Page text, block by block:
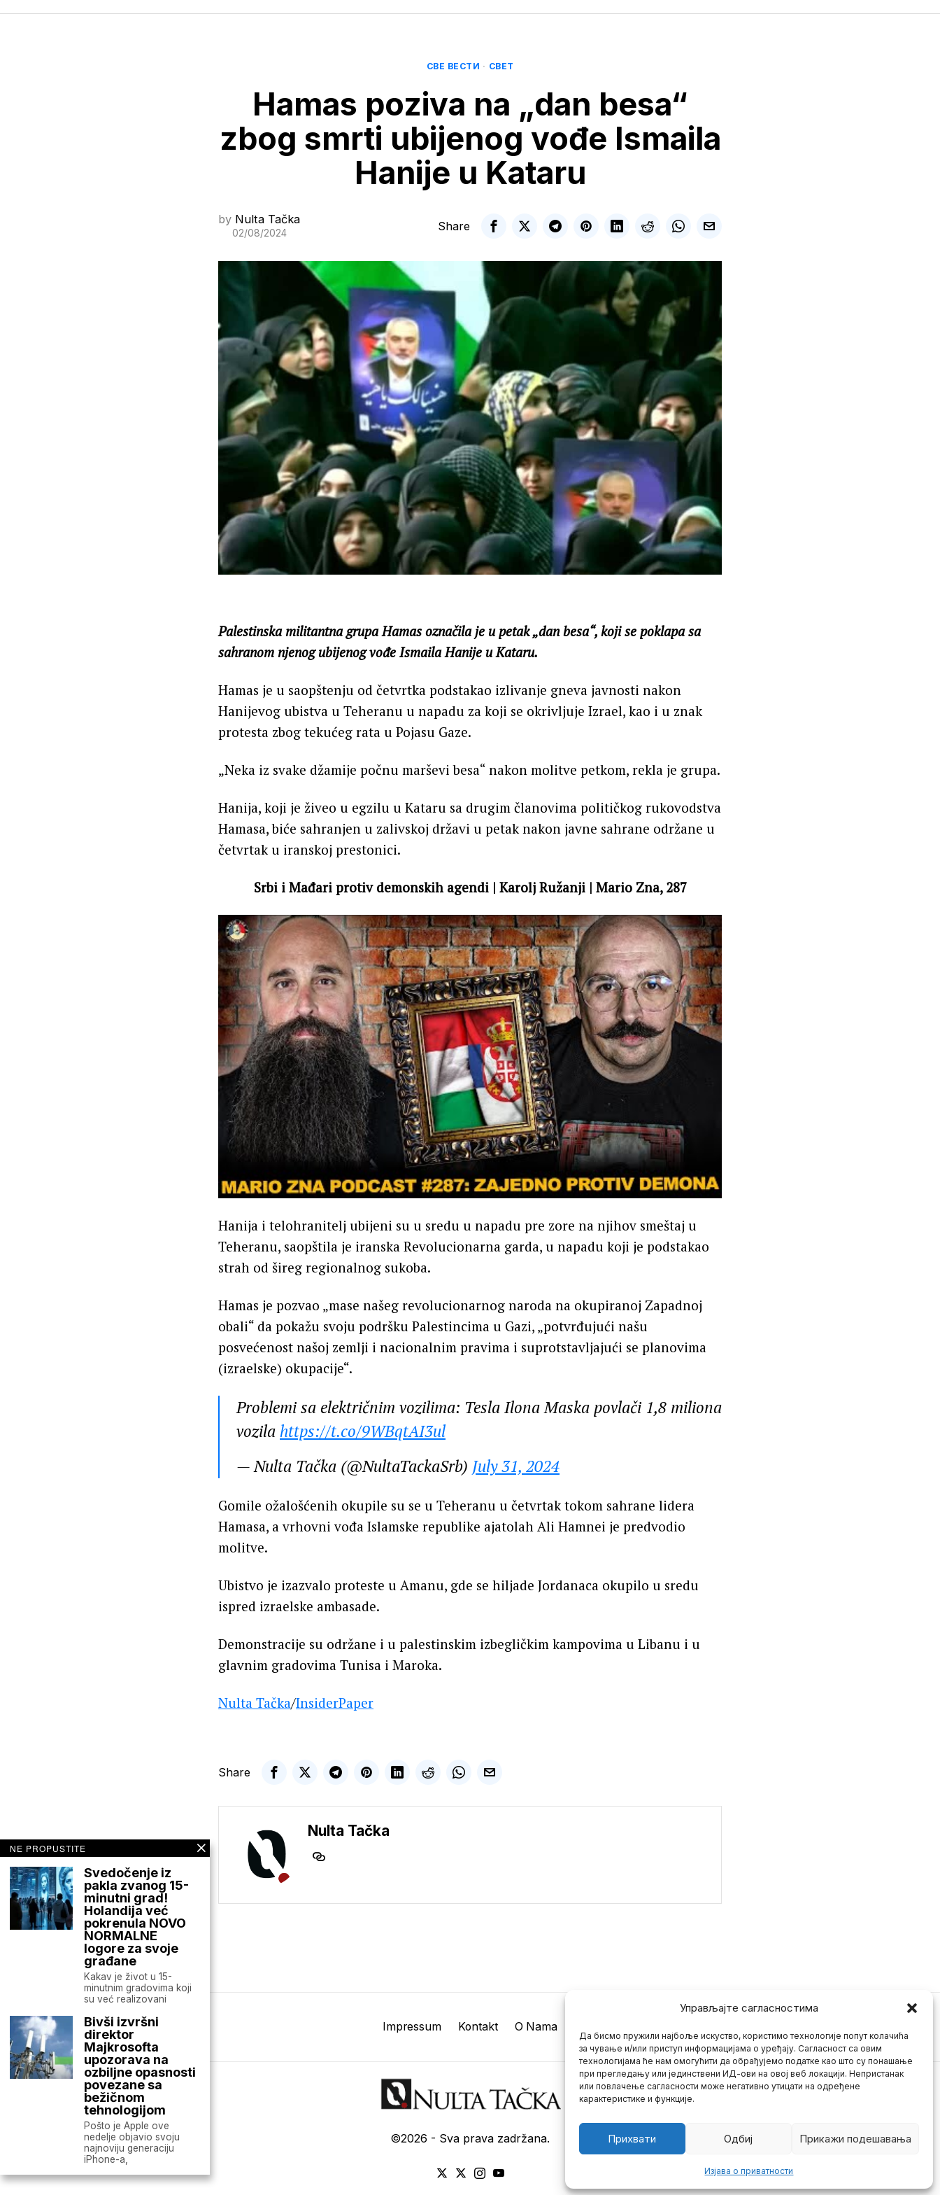
Управљајте сагласностима
Да бисмо пружили најбоље искуство, користимо технологије попут колачића
за чување и/или приступ информацијама о уређају. Сагласност са овим
технологијама ће нам омогућити да обрађујемо податке као што су понашање
при прегледању или јединствени ИД-ови на овој веб локацији. Непристанак
или повлачење сагласности може негативно утицати на одређене
карактеристике и функције.
Прихвати Одбиј Прикажи подешавања
Изјава о приватности
СВЕ ВЕСТИ · СВЕТ
Hamas poziva na „dan besa“
zbog smrti ubijenog vođe Ismaila
Hanije u Kataru
by Nulta Tačka
02/08/2024
Share
Palestinska militantna grupa Hamas označila je u petak „dan besa“, koji se poklapa sa
sahranom njenog ubijenog vođe Ismaila Hanije u Kataru.
Hamas je u saopštenju od četvrtka podstakao izlivanje gneva javnosti nakon
Hanijevog ubistva u Teheranu u napadu za koji se okrivljuje Izrael, kao i u znak
protesta zbog tekućeg rata u Pojasu Gaze.
„Neka iz svake džamije počnu marševi besa“ nakon molitve petkom, rekla je grupa.
Hanija, koji je živeo u egzilu u Kataru sa drugim članovima političkog rukovodstva
Hamasa, biće sahranjen u zalivskoj državi u petak nakon javne sahrane održane u
četvrtak u iranskoj prestonici.
Srbi i Mađari protiv demonskih agendi | Karolj Ružanji | Mario Zna, 287
Hanija i telohranitelj ubijeni su u sredu u napadu pre zore na njihov smeštaj u
Teheranu, saopštila je iranska Revolucionarna garda, u napadu koji je podstakao
strah od šireg regionalnog sukoba.
Hamas je pozvao „mase našeg revolucionarnog naroda na okupiranoj Zapadnoj
obali“ da pokažu svoju podršku Palestincima u Gazi, „potvrđujući našu
posvećenost našoj zemlji i nacionalnim pravima i suprotstavljajući se planovima
(izraelske) okupacije“.
Problemi sa električnim vozilima: Tesla Ilona Maska povlači 1,8 miliona
vozilahttps://t.co/9WBqtAI3ul
— Nulta Tačka (@NultaTackaSrb) July 31, 2024
Gomile ožalošćenih okupile su se u Teheranu u četvrtak tokom sahrane lidera
Hamasa, a vrhovni vođa Islamske republike ajatolah Ali Hamnei je predvodio
molitve.
Ubistvo je izazvalo proteste u Amanu, gde se hiljade Jordanaca okupilo u sredu
ispred izraelske ambasade.
Demonstracije su održane i u palestinskim izbegličkim kampovima u Libanu i u
glavnim gradovima Tunisa i Maroka.
Nulta Tačka/InsiderPaper
Share
Nulta Tačka
Mario zna Youtube Impressum Kontakt O Nama
©2026 - Sva prava zadržana.
NE PROPUSTITE
Svedočenje iz
pakla zvanog 15-
minutni grad!
Holandija već
pokrenula NOVO
NORMALNE
logore za svoje
građane
Kakav je život u 15-
minutnim gradovima koji
su već realizovani
Bivši izvršni
direktor
Majkrosofta
upozorava na
ozbiljne opasnosti
povezane sa
bežičnom
tehnologijom
Pošto je Apple ove
nedelje objavio svoju
najnoviju generaciju
iPhone-a,